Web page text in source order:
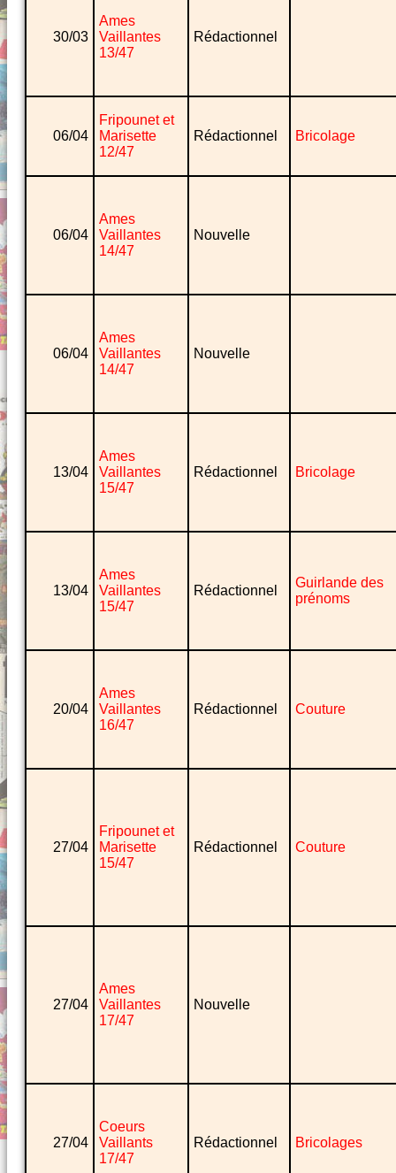
30/03
Ames
Vaillantes
13/47
Rédactionnel
06/04
Fripounet et
Marisette
12/47
Rédactionnel Bricolage
06/04
Ames
Vaillantes
14/47
Nouvelle
06/04
Ames
Vaillantes
14/47
Nouvelle
13/04
Ames
Vaillantes
15/47
Rédactionnel Bricolage
13/04
Ames
Vaillantes
15/47
Rédactionnel
Guirlande des
prénoms
20/04
Ames
Vaillantes
16/47
Rédactionnel Couture
27/04
Fripounet et
Marisette
15/47
Rédactionnel Couture
27/04
Ames
Vaillantes
17/47
Nouvelle
27/04
Coeurs
Vaillants
17/47
Rédactionnel Bricolages